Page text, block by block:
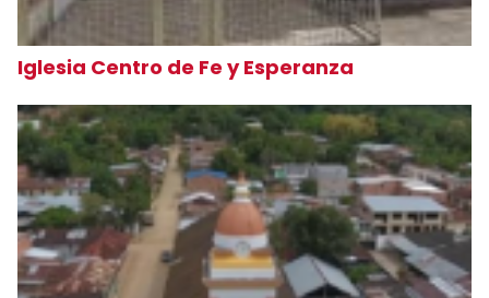
Iglesia Centro de Fe y Esperanza